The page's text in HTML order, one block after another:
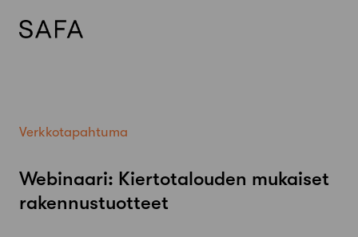
Verkkotapahtuma
Webinaari: Kiertotalouden mukaiset
rakennustuotteet